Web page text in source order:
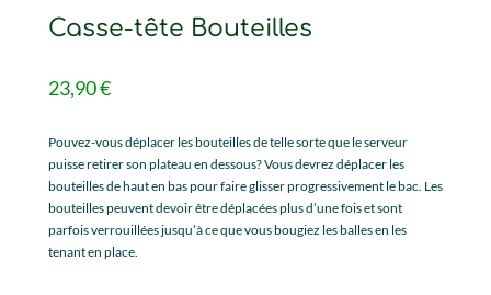
Casse-tête Bouteilles
23,90€
Pouvez-vous déplacer les bouteilles de telle sorte que le serveur
puisse retirer son plateau en dessous? Vous devrez déplacer les
bouteilles de haut en bas pour faire glisser progressivement le bac. Les
bouteilles peuvent devoir être déplacées plus d’une fois et sont
parfois verrouillées jusqu’à ce que vous bougiez les balles en les
tenant en place.